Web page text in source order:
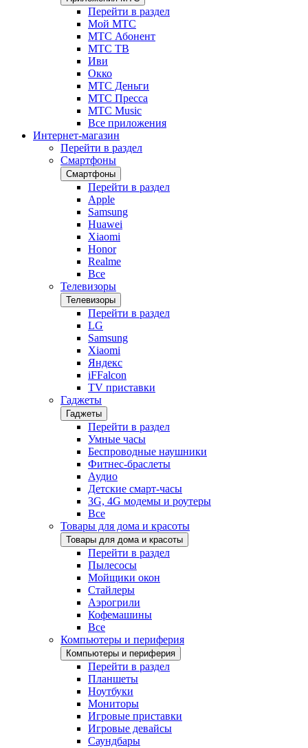
Перейти в раздел
Мой МТС
МТС Абонент
МТС ТВ
Иви
Окко
МТС Деньги
МТС Пресса
МТС Music
Все приложения
Интернет-магазин
Перейти в раздел
Смартфоны
Смартфоны
Перейти в раздел
Apple
Samsung
Huawei
Xiaomi
Honor
Realme
Все
Телевизоры
Телевизоры
Перейти в раздел
LG
Samsung
Xiaomi
Яндекс
iFFalcon
TV приставки
Гаджеты
Гаджеты
Перейти в раздел
Умные часы
Беспроводные наушники
Фитнес-браслеты
Аудио
Детские смарт-часы
3G, 4G модемы и роутеры
Все
Товары для дома и красоты
Товары для дома и красоты
Перейти в раздел
Пылесосы
Мойщики окон
Стайлеры
Аэрогрили
Кофемашины
Все
Компьютеры и периферия
Компьютеры и периферия
Перейти в раздел
Планшеты
Ноутбуки
Мониторы
Игровые приставки
Игровые девайсы
Саундбары